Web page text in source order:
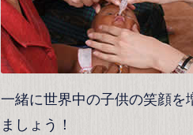
一緒に世界中の子供の笑顔を
ましょう！